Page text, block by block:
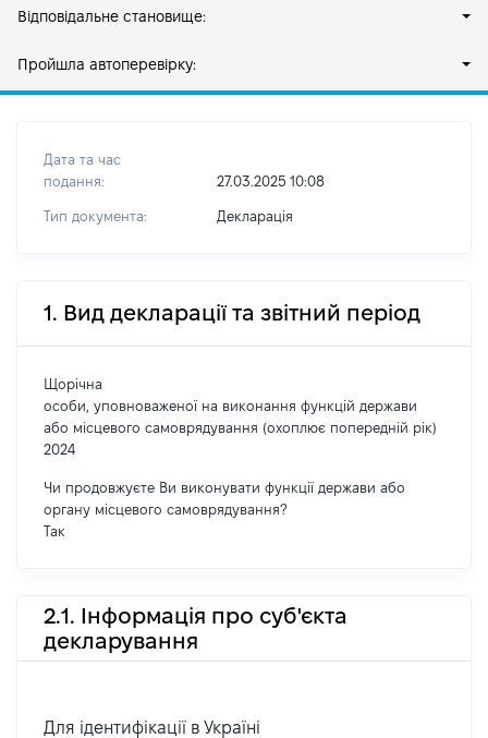
Відповідальне становище:
Пройшла автоперевірку:
Дата та час
подання:
27.03.2025 10:08
Тип документа: Декларація
1. Вид декларації та звітний період
Щорічна
особи, уповноваженої на виконання функцій держави
або місцевого самоврядування (охоплює попередній рік)
2024
Чи продовжуєте Ви виконувати функції держави або
органу місцевого самоврядування?
Так
2.1. Інформація про суб'єкта
декларування
Для ідентифікації в Україні